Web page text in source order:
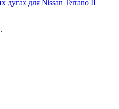
дугах для Nissan Terrano II